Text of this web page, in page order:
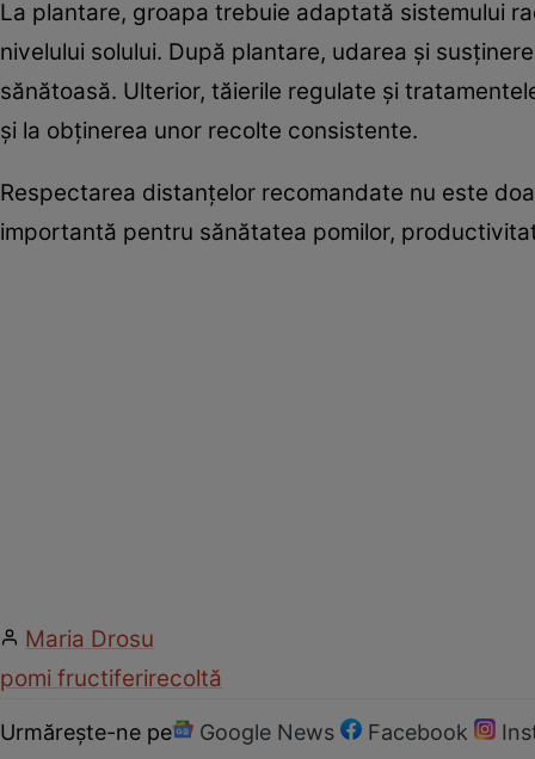
La plantare, groapa trebuie adaptată sistemului
nivelului solului. După plantare, udarea și
sănătoasă. Ulterior, tăierile regulate și
și la obținerea unor recolte consistente.
Respectarea distanțelor recomandate nu este
importantă pentru sănătatea pomilor,
Maria Drosu
pomi fructiferirecoltă
Urmărește-ne pe Google News Facebook